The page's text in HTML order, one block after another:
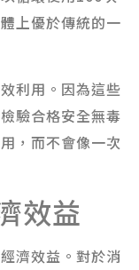
上優於傳統的一
利用。因為這些
驗合格安全無毒
，而不會像一次
效益
濟效益。對於消